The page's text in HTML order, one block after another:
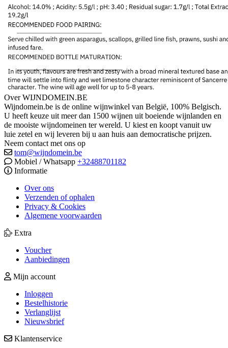
Over WIJNDOMEIN.BE
Wijndomein.be is de online wijnwinkel van België, 100% Belgisch.
U heeft keuze uit meer dan 1500 wijnen uit boeiende wijnlanden en
de mooiste wijndomeinen ter wereld. U kiest en koopt vanuit uw
luie zetel en wij leveren bij u aan huis aan democratische prijzen.
Neem contact met ons op
tom@wijndomein.be
Mobiel / Whatsapp +32488701182
Informatie
Over ons
Verzenden of ophalen
Privacy & Cookies
Algemene voorwaarden
Extra
Voucher
Aanbiedingen
Mijn account
Inloggen
Bestelhistorie
Verlanglijst
Nieuwsbrief
Klantenservice